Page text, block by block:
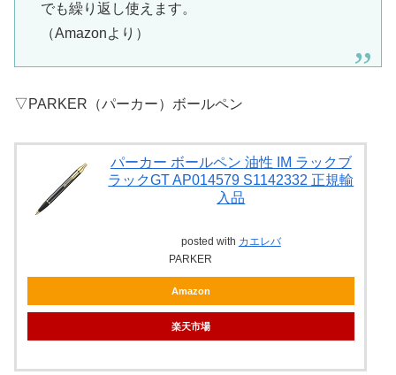
でも繰り返し使えます。
（Amazonより）
▽PARKER（パーカー）ボールペン
パーカー ボールペン 油性 IM ラックブ
ラックGT AP014579 S1142332 正規輸
入品
posted with カエレバ
PARKER
Amazon
楽天市場